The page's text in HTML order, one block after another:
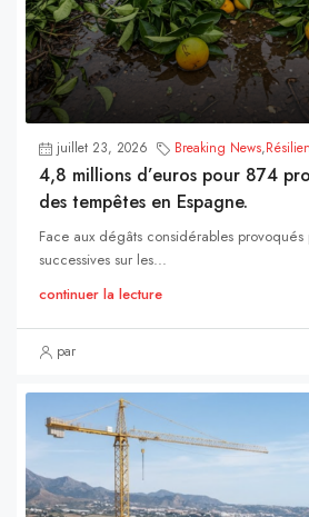
juillet 23, 2026 Breaking News,
4,8 millions d’euros pour 874
des tempêtes en Espagne.
Face aux dégâts considérables provoqués
successives sur les...
continuer la lecture
par